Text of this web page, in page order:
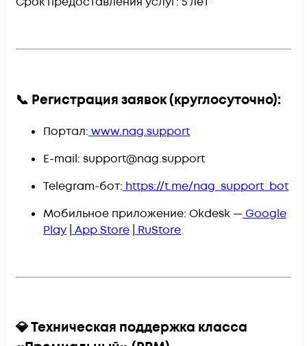
📞 Регистрация заявок (круглосуточно):
Портал: www.nag.support
E-mail: support@nag.support
Telegram-бот: https://t.me/nag_support_bot
Мобильное приложение: Okdesk —Google
Play App Store RuStore
💎 Техническая поддержка класса